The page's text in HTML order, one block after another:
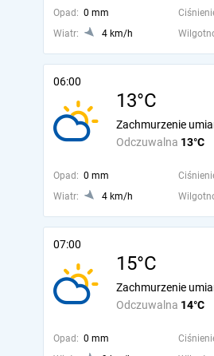
Opad: 0 mm
Wiatr:
4 km/h
06:00
13°C
Odczuwalna 13°C
Zachmurzenie
Opad: 0 mm
Wiatr:
4 km/h
07:00
15°C
Odczuwalna 14°C
Zachmurzenie
Opad: 0 mm